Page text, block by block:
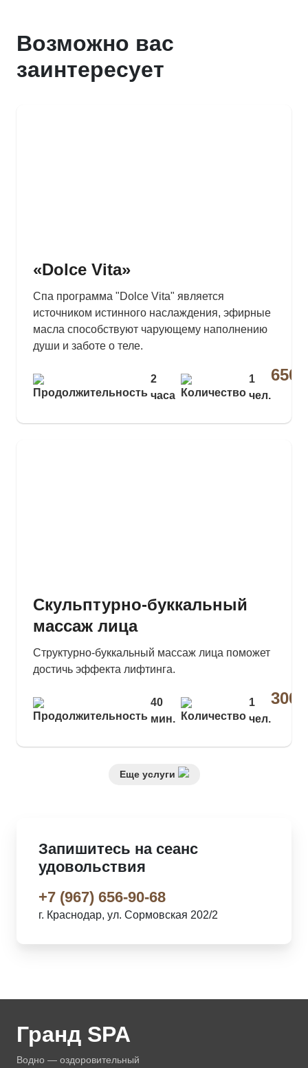
Возможно вас
заинтересует
«Dolce Vita»
Спа программа "Dolce Vita" является
источником истинного наслаждения, эфирные
масла способствуют чарующему наполнению
души и заботе о теле.
2
часа
1
чел.
6500
Скульптурно-буккальный
массаж лица
Структурно-буккальный массаж лица поможет
достичь эффекта лифтинга.
40
мин.
1
чел.
3000
Еще услуги
Запишитесь на сеанс
удовольствия
+7 (967) 656-90-68
г. Краснодар, ул. Сормовская 202/2
Гранд SPA
Воднo — оздоровительный